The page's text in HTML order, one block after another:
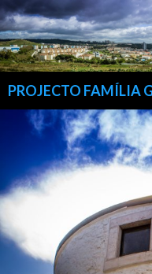
PARA
CONTEÚDO